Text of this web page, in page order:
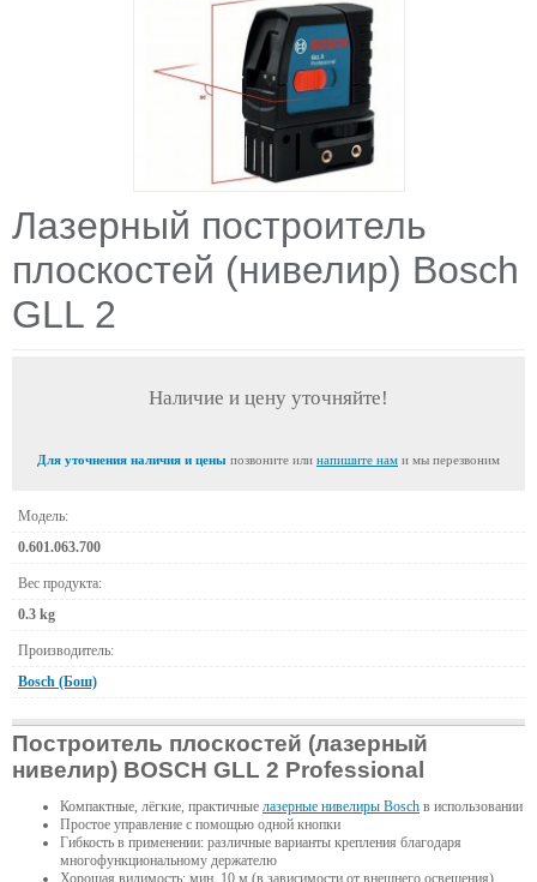
Лазерный построитель
плоскостей (нивелир) Bosch
GLL 2
Наличие и цену уточняйте!
Для уточнения наличия и цены позвоните или напишите нам и мы перезвоним
Модель:
0.601.063.700
Вес продукта:
0.3 kg
Производитель:
Bosch (Бош)
Построитель плоскостей (лазерный
нивелир) BOSCH GLL 2 Professional
Компактные, лёгкие, практичные лазерные нивелиры Bosch в использовании
Простое управление с помощью одной кнопки
Гибкость в применении: различные варианты крепления благодаря
многофункциональному держателю